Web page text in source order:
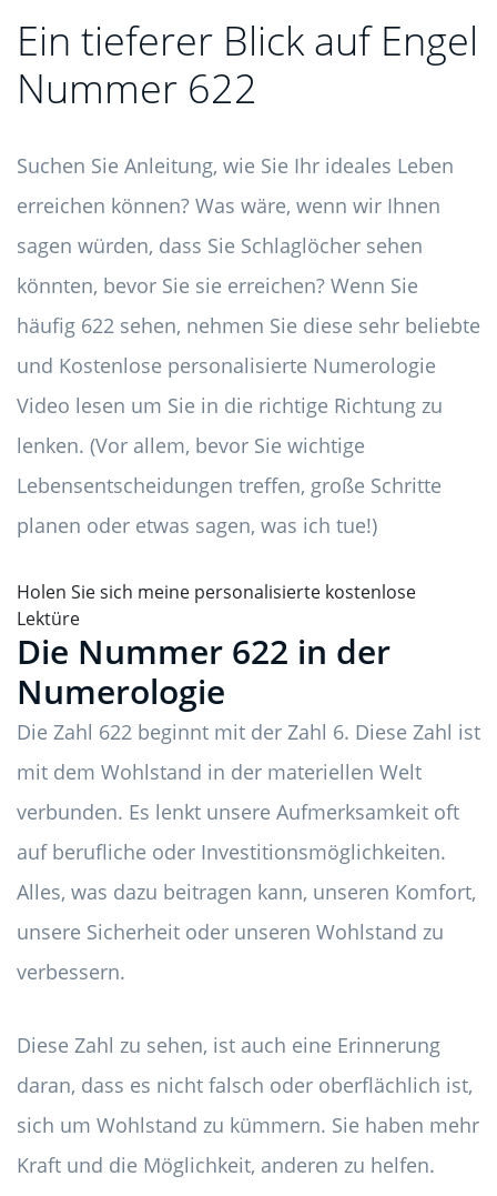
Ein tieferer Blick auf Engel
Nummer 622
Suchen Sie Anleitung, wie Sie Ihr ideales Leben
erreichen können? Was wäre, wenn wir Ihnen
sagen würden, dass Sie Schlaglöcher sehen
könnten, bevor Sie sie erreichen? Wenn Sie
häufig 622 sehen, nehmen Sie diese sehr beliebte
und Kostenlose personalisierte Numerologie
Video lesen um Sie in die richtige Richtung zu
lenken. (Vor allem, bevor Sie wichtige
Lebensentscheidungen treffen, große Schritte
planen oder etwas sagen, was ich tue!)
Holen Sie sich meine personalisierte kostenlose
Lektüre
Die Nummer 622 in der
Numerologie
Die Zahl 622 beginnt mit der Zahl 6. Diese Zahl ist
mit dem Wohlstand in der materiellen Welt
verbunden. Es lenkt unsere Aufmerksamkeit oft
auf berufliche oder Investitionsmöglichkeiten.
Alles, was dazu beitragen kann, unseren Komfort,
unsere Sicherheit oder unseren Wohlstand zu
verbessern.
Diese Zahl zu sehen, ist auch eine Erinnerung
daran, dass es nicht falsch oder oberflächlich ist,
sich um Wohlstand zu kümmern. Sie haben mehr
Kraft und die Möglichkeit, anderen zu helfen.